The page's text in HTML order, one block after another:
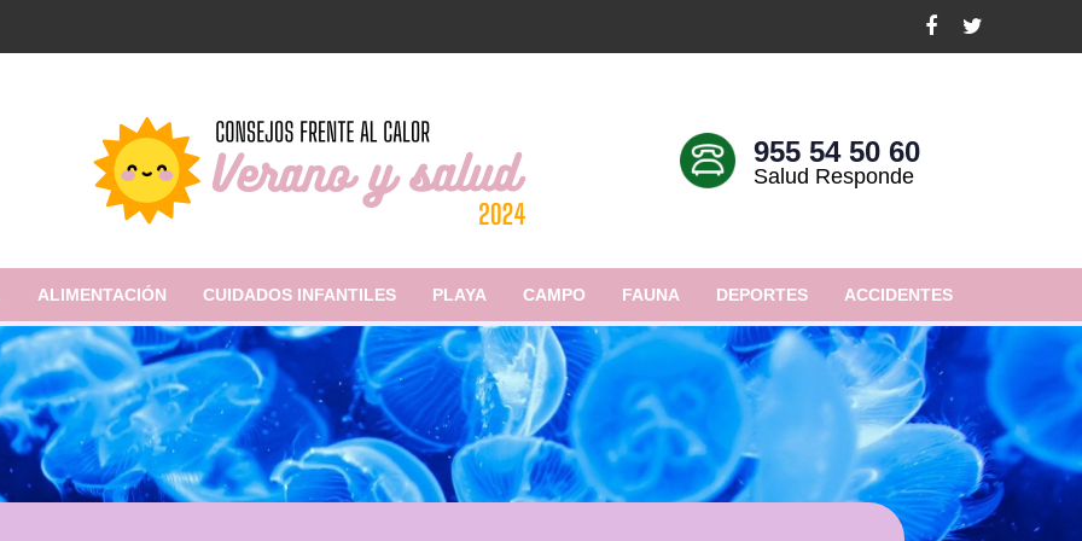
955 54 50 60
Salud Responde
ALIMENTACIÓN CUIDADOS INFANTILES PLAYA CAMPO FAUNA DEPORTES ACCIDENTES